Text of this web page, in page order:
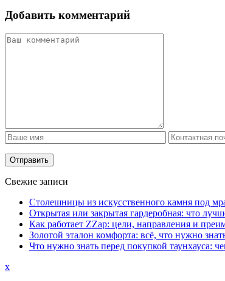
Добавить комментарий
Свежие записи
Столешницы из искусственного камня под
Открытая или закрытая гардеробная: что
Как работает ZZap: цели, направления и
Золотой эталон комфорта: всё, что нужно
Что нужно знать перед покупкой таунхауса:
x